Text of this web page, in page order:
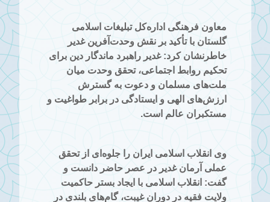
معاون فرهنگی اداره‌کل تبلیغات اسلامی
گلستان با تأکید بر نقش وحدت‌آفرین غدیر
خاطرنشان کرد: غدیر راهبرد ماندگار دین برای
تحکیم روابط اجتماعی، تحقق وحدت میان
ملت‌های مسلمان و دعوت به گسترش
ارزش‌های الهی و ایستادگی در برابر طواغیت و
مستکبران عالم است.
وی انقلاب اسلامی ایران را جلوه‌ای از تحقق
عملی آرمان غدیر در عصر حاضر دانست و
گفت: انقلاب اسلامی با ایجاد بستر حاکمیت
ولایت فقیه در دوران غیبت، گام‌های بلندی در